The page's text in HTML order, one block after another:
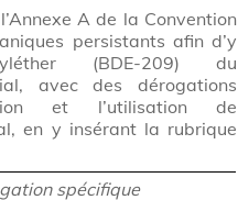
A de la Convention
persistants afin d’y
(BDE-209) du
avec des dérogations
et l’utilisation de
en y insérant la rubrique
spécifique